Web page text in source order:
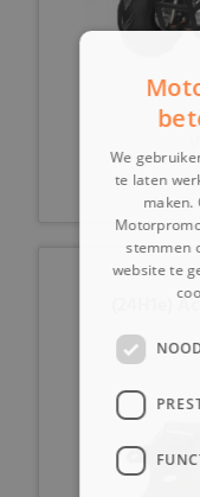
(24H1e)
We
te laten
maken.
stemmen
website te